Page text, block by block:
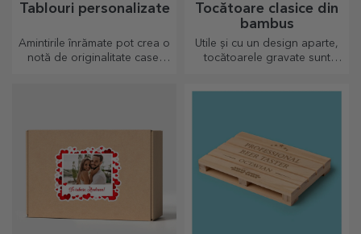
Tablouri personalizate
Amintirile înrămate pot crea o
notă de originalitate casei
Tocătoare clasice din
bambus
Utile și cu un design aparte,
tocătoarele gravate sunt